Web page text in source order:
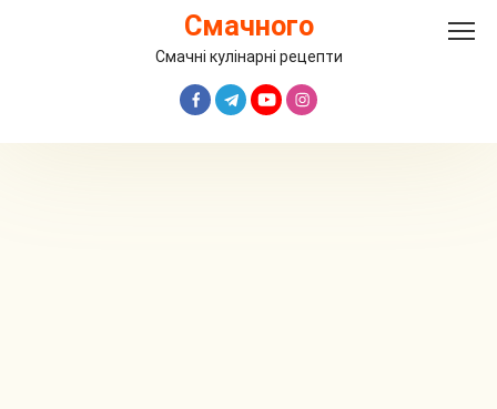
Смачного
Смачні кулінарні рецепти